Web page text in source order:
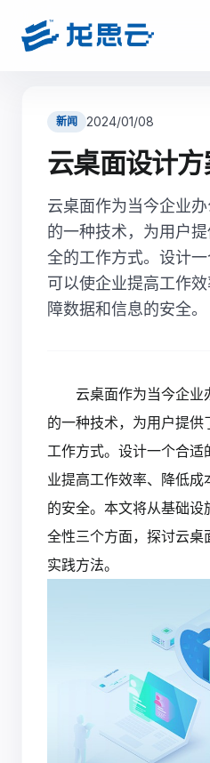
新闻 2024/01/08
云桌面设计方
云桌面作为当今企业
的一种技术，为用户
全的工作方式。设计
可以使企业提高工作
障数据和信息的安全。
云桌面作为当今企业
的一种技术，为用户提供
工作方式。设计一个合适
业提高工作效率、降低成
的安全。本文将从基础设
全性三个方面，探讨云桌
实践方法。